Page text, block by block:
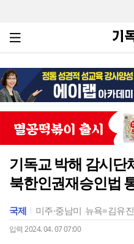
기독교 박해 감시단
북한인권재승인법
국제 미주·중남미 뉴욕=김유
입력 2024. 04. 07 07:00